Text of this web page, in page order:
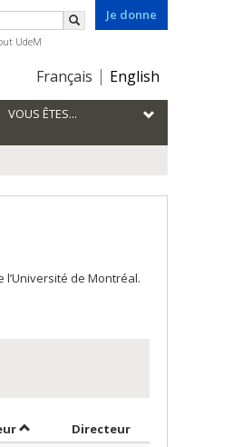
Je donne
Choix
la
langue
Français English
Rechercher
UdeM
VOUS ÊTES...
de Montréal.
Trier par auteur en ordre croissant
Directeur